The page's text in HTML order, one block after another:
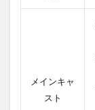
メインキャ
スト